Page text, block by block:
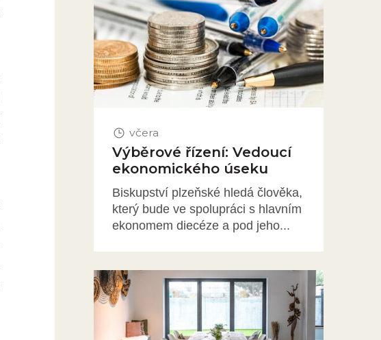
včera
Výběrové řízení: Vedoucí
ekonomického úseku
Biskupství plzeňské hledá člověka,
který bude ve spolupráci s hlavním
ekonomem diecéze a pod jeho...
Obrázek novinky